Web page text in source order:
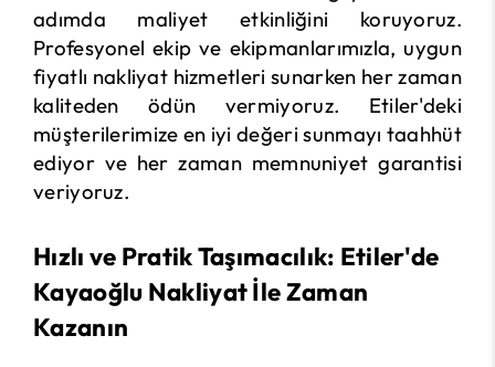
adımda maliyet etkinliğini koruyoruz.
Profesyonel ekip ve ekipmanlarımızla, uygun
fiyatlı nakliyat hizmetleri sunarken her zaman
kaliteden ödün vermiyoruz. Etiler'deki
müşterilerimize en iyi değeri sunmayı taahhüt
ediyor ve her zaman memnuniyet garantisi
veriyoruz.
Hızlı ve Pratik Taşımacılık: Etiler'de
Kayaoğlu Nakliyat İle Zaman
Kazanın